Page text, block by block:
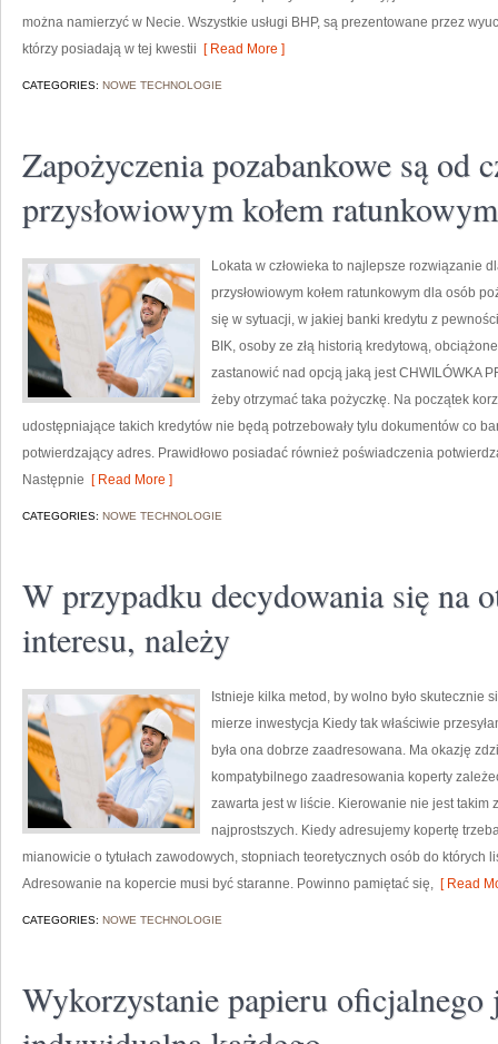
można namierzyć w Necie. Wszystkie usługi BHP, są prezentowane przez
którzy posiadają w tej kwestii [ Read More ]
CATEGORIES: NOWE TECHNOLOGIE
Zapożyczenia pozabankowe są od
przysłowiowym kołem
Lokata w człowieka to najlepsze rozwiązanie
przysłowiowym kołem ratunkowym dla osób
się w sytuacji, w jakiej banki kredytu z
BIK, osoby ze złą historią kredytową,
zastanowić nad opcją jaką jest CHWILÓWKA
żeby otrzymać taka pożyczkę. Na początek
udostępniające takich kredytów nie będą potrzebowały tylu dokumentów co
potwierdzający adres. Prawidłowo posiadać również poświadczenia
Następnie [ Read More ]
CATEGORIES: NOWE TECHNOLOGIE
W przypadku decydowania się na
interesu, należy
Istnieje kilka metod, by wolno było skutecznie
mierze inwestycja Kiedy tak właściwie
była ona dobrze zaadresowana. Ma okazję
kompatybilnego zaadresowania koperty
zawarta jest w liście. Kierowanie nie jest takim
najprostszych. Kiedy adresujemy kopertę
mianowicie o tytułach zawodowych, stopniach teoretycznych osób do których
Adresowanie na kopercie musi być staranne. Powinno pamiętać się, [ Read
CATEGORIES: NOWE TECHNOLOGIE
Wykorzystanie papieru oficjalnego